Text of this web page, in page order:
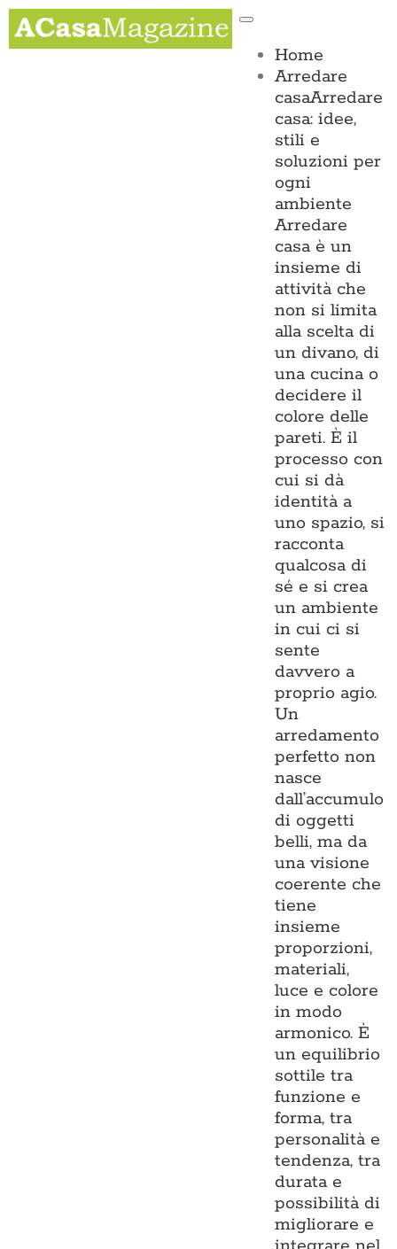
Salta
contenuto
Toggle
Home
Arredare
casaArredare
casa: idee,
stili e
soluzioni per
ogni
ambiente
Arredare
casa è un
insieme di
attività che
non si limita
alla scelta di
un divano, di
una cucina o
decidere il
colore delle
pareti. È il
processo con
cui si dà
identità a
uno spazio, si
racconta
qualcosa di
sé e si crea
un ambiente
in cui ci si
sente
davvero a
proprio agio.
Un
arredamento
perfetto non
nasce
dall’accumulo
di oggetti
belli, ma da
una visione
coerente che
tiene
insieme
proporzioni,
materiali,
luce e colore
in modo
armonico. È
un equilibrio
sottile tra
funzione e
forma, tra
personalità e
tendenza, tra
durata e
possibilità di
migliorare e